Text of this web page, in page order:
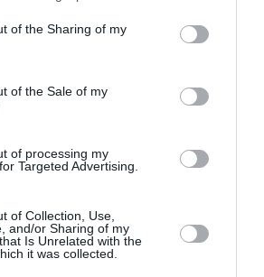
of the Sharing of my
of the Sale of my
of processing my
Targeted Advertising.
of Collection, Use,
and/or Sharing of my
Is Unrelated with the
it was collected.
aportando sombra y contraste a
magnifico jardin.